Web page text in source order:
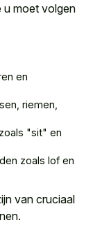
u moet volgen
en
riemen,
"sit" en
zoals lof en
van cruciaal